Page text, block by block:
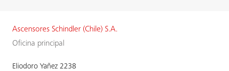
Ascensores Schindler (Chile) S.A.
Oficina principal
Eliodoro Yañez 2238